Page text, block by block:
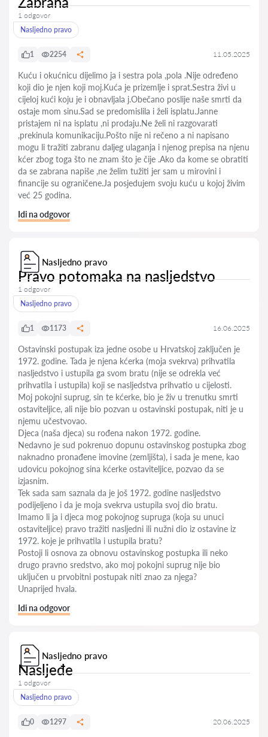
1 odgovor
Nasljedno pravo
1 2254 11.05.2025
Kuću i okućnicu dijelimo ja i sestra pola ,pola .Nije određeno
koji dio je njen koji moj.Kuća je prizemlje i sprat.Sestra živi u
cijeloj kući koju je i obnavljala j.Obečano poslije naše smrti da
ostaje mom sinu.Sad se predomislila i želi isplatu.Janne
pristajem ni na isplatu ,ni prodaju.Ne želi ni razgovarati
,prekinula komunikaciju.Pošto nije ni rečeno a ni napisano
mogu li tražiti zabranu daljeg ulaganja i njenog prepisa na njenu
kćer zbog toga što ne znam što je čije .Ako da kome se obratiti
da se zabrana napiše ,ne želim tužiti jer sam u mirovini i
financije su ograničene.Ja posjedujem svoju kuću u kojoj živim
već 25 godina.
Idi na odgovor
Nasljedno pravo
Pravo potomaka na nasljedstvo
1 odgovor
Nasljedno pravo
1 1173 16.06.2025
Ostavinski postupak iza jedne osobe u Hrvatskoj zaključen je
1972. godine. Tada je njena kćerka (moja svekrva) prihvatila
nasljedstvo i ustupila ga svom bratu (nije se odrekla već
prihvatila i ustupila) koji se nasljedstva prihvatio u cijelosti.
Moj pokojni suprug, sin te kćerke, bio je živ u trenutku smrti
ostaviteljice, ali nije bio pozvan u ostavinski postupak, niti je u
njemu učestvovao.
Djeca (naša djeca) su rođena nakon 1972. godine.
Nedavno je sud pokrenuo dopunu ostavinskog postupka zbog
naknadno pronađene imovine (zemljišta), i sada je mene, kao
udovicu pokojnog sina kćerke ostaviteljice, pozvao da se
izjasnim.
Tek sada sam saznala da je još 1972. godine nasljedstvo
podijeljeno i da je moja svekrva ustupila svoj dio bratu.
Imamo li ja i djeca mog pokojnog supruga (koja su unuci
ostaviteljice) pravo tražiti nasljedni ili nužni dio iz ostavine iz
1972. koje je prihvatila i ustupila bratu?
Postoji li osnova za obnovu ostavinskog postupka ili neko
drugo pravno sredstvo, ako moj pokojni suprug nije bio
uključen u prvobitni postupak niti znao za njega?
Unaprijed hvala.
Idi na odgovor
Nasljedno pravo
Nasljeđe
1 odgovor
Nasljedno pravo
0 1297 20.06.2025